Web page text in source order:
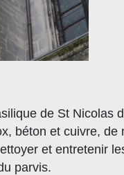
de St Nicolas
béton et cuivre, de
et entretenir
parvis.